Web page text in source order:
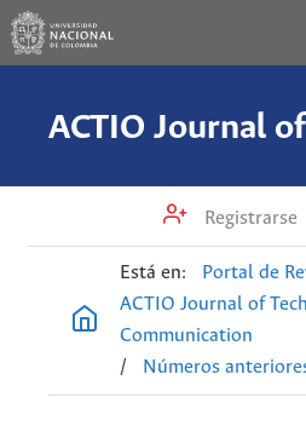
Registrarse
Está en: Portal de
ACTIO Journal of
Communication
/
Números